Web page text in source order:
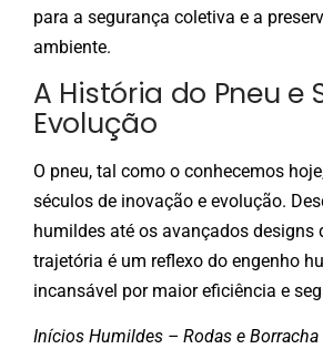
para a segurança coletiva e a
ambiente.
A História do Pneu e
Evolução
O pneu, tal como o conhecemos
séculos de inovação e evolução.
humildes até os avançados designs
trajetória é um reflexo do engenho
incansável por maior eficiência e
Inícios Humildes – Rodas e Borracha